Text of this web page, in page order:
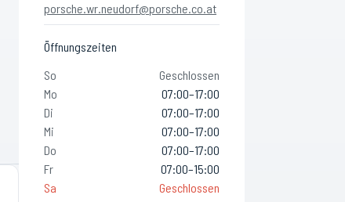
porsche.wr.neudorf@porsche.co.at
Öffnungszeiten
So
Geschlossen
Mo
07:00–17:00
Di
07:00–17:00
Mi
07:00–17:00
Do
07:00–17:00
Fr
07:00–15:00
Sa
Geschlossen